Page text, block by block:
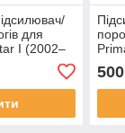
для
I (2002–
500